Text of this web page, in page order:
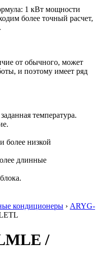
1 кВт мощности
более точный расчет,
от обычного, может
и поэтому имеет ряд
температура.
более низкой
длинные
кондиционеры › ARYG-
/